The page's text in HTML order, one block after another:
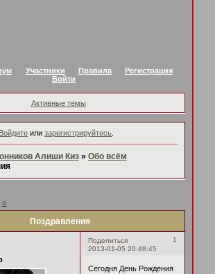
Участники Правила
Регистрация
Войти
Активные темы
Войдите илизарегистрируйтесь
Алиши Киз » Обо всём
Поздравления
»
Поделиться
1
2013-01-05 20:48:45
Сегодня День Рождения